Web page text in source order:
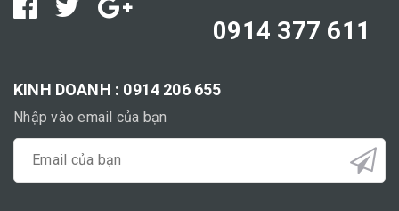
0914 377 611
KINH DOANH : 0914 206 655
Nhập vào email của bạn